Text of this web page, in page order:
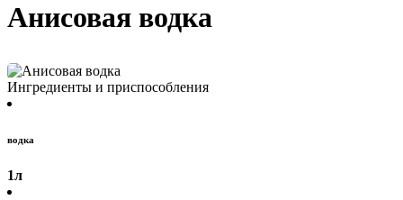
Анисовая водка
Ингредиенты и приспособления
водка
1л